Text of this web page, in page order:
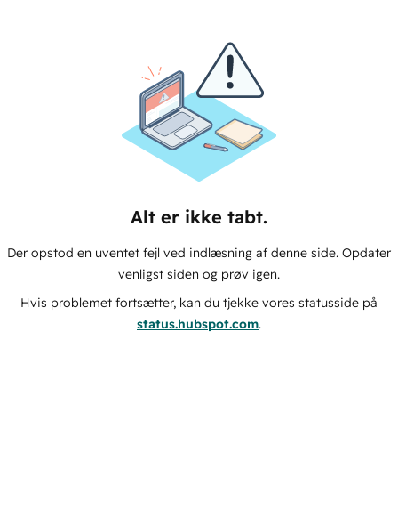
Alt er ikke tabt.
Der opstod en uventet fejl ved indlæsning af denne side. Opdater
venligst siden og prøv igen.
Hvis problemet fortsætter, kan du tjekke vores statusside på
status.hubspot.com.